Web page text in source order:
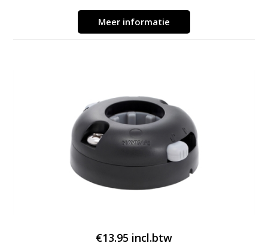
Meer informatie
€13.95 incl.btw